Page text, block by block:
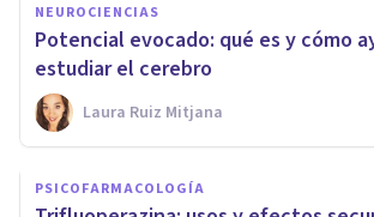
NEUROCIENCIAS
Potencial evocado: qué es y cómo
estudiar el cerebro
Laura Ruiz Mitjana
PSICOFARMACOLOGÍA